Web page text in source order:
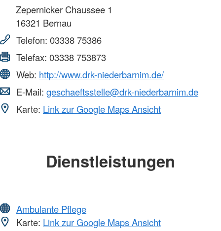
Zepernicker Chaussee 1
16321 Bernau
Telefon: 03338 75386
Telefax: 03338 753873
Web: http://www.drk-niederbarnim.de/
E-Mail: geschaeftsstelle@drk-niederbarnim.de
Karte: Link zur Google Maps Ansicht
Dienstleistungen
Ambulante Pflege
Karte: Link zur Google Maps Ansicht